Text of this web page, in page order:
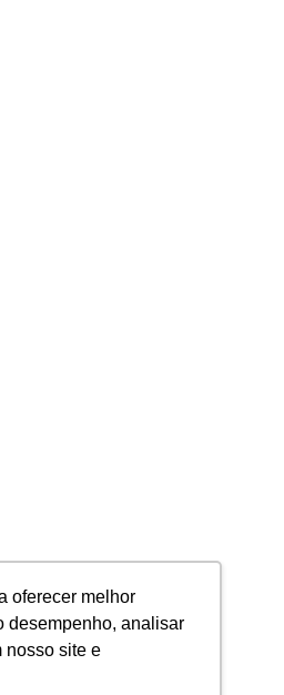
oferecer melhor
desempenho, analisar
nosso site e